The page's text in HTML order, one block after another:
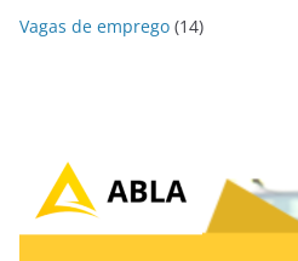
Vagas de emprego (14)